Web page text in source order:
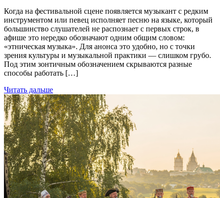
Когда на фестивальной сцене появляется музыкант с редким
инструментом или певец исполняет песню на языке, который
большинство слушателей не распознает с первых строк, в
афише это нередко обозначают одним общим словом:
«этническая музыка». Для анонса это удобно, но с точки
зрения культуры и музыкальной практики — слишком грубо.
Под этим зонтичным обозначением скрываются разные
способы работать […]
Читать дальше